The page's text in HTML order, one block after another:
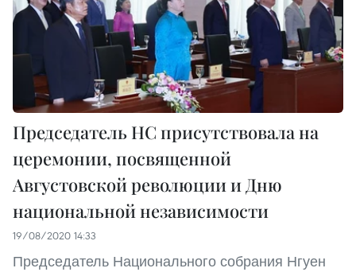
Председатель НС присутствовала на
церемонии, посвященной
Августовской революции и Дню
национальной независимости
19/08/2020 14:33
Председатель Национального собрания Нгуен